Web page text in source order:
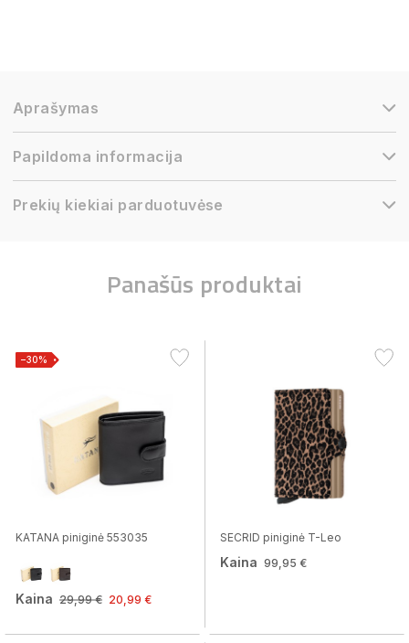
Aprašymas
Papildoma informacija
Prekių kiekiai parduotuvėse
Panašūs produktai
−30%
KATANA piniginė 553035
Kaina 29,99 € 20,99 €
SECRID piniginė T-Leo
Kaina 99,95 €